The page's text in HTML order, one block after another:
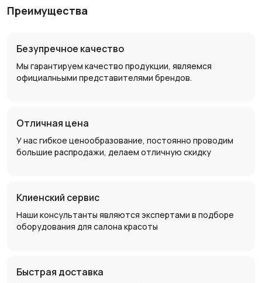
Преимущества
Безупречное качество
Мы гарантируем качество продукции, являемся
официалньыми представителями брендов.
Отличная цена
У нас гибкое ценообразование, постоянно проводим
большие распродажи, делаем отличную скидку
Клиенский сервис
Наши консультанты являются экспертами в подборе
оборудования для салона красоты
Быстрая доставка